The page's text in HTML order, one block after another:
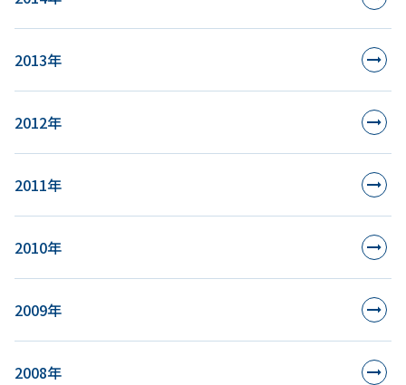
2013年
2012年
2011年
2010年
2009年
2008年